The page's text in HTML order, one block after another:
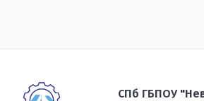
СПб ГБПОУ